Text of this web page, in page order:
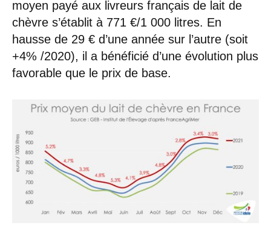
moyen payé aux livreurs français de lait de
chèvre s’établit à 771 €/1 000 litres. En
hausse de 29 € d’une année sur l’autre (soit
+4% /2020), il a bénéficié d’une évolution plus
favorable que le prix de base.